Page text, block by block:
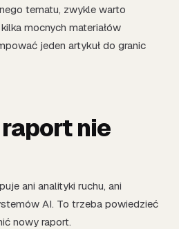
tematu, zwykle warto
mocnych materiałów
jeden artykuł do granic
nie
ani analityki ruchu, ani
AI. To trzeba powiedzieć
nowy raport.